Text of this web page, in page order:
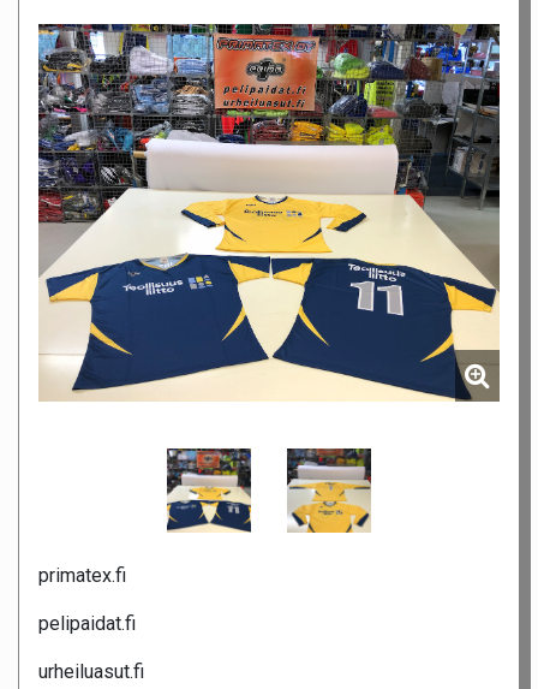
primatex.fi
pelipaidat.fi
urheiluasut.fi